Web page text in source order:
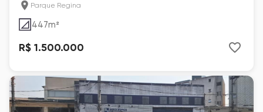
Parque Regina
447m²
R$ 1.500.000